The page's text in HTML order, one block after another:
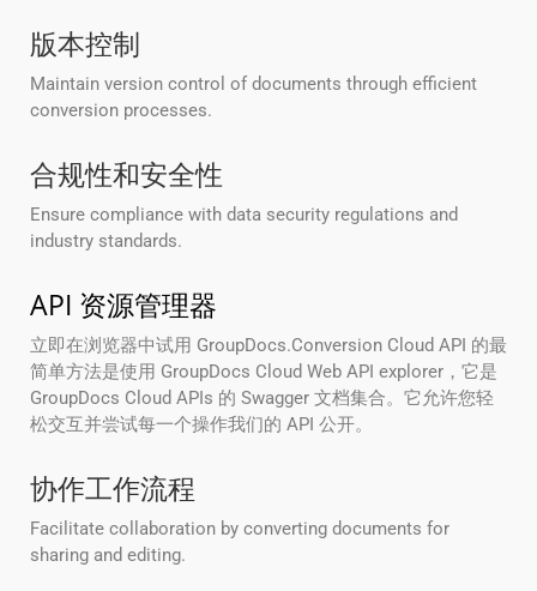
版本控制
Maintain version control of documents through efficient
conversion processes.
合规性和安全性
Ensure compliance with data security regulations and
industry standards.
API 资源管理器
立即在浏览器中试用 GroupDocs.Conversion Cloud API 的最
简单方法是使用 GroupDocs Cloud Web API explorer，它是
GroupDocs Cloud APIs 的 Swagger 文档集合。它允许您轻
松交互并尝试每一个操作我们的 API 公开。
协作工作流程
Facilitate collaboration by converting documents for
sharing and editing.